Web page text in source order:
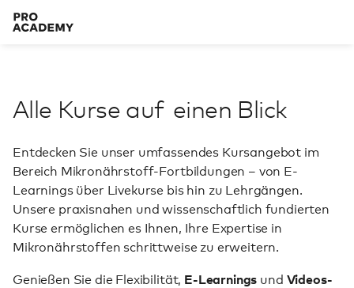
Alle Kurse auf einen Blick
Entdecken Sie unser umfassendes Kursangebot im
Bereich Mikronährstoff-Fortbildungen – von E-
Learnings über Livekurse bis hin zu Lehrgängen.
Unsere praxisnahen und wissenschaftlich fundierten
Kurse ermöglichen es Ihnen, Ihre Expertise in
Mikronährstoffen schrittweise zu erweitern.
Genießen Sie die Flexibilität, E-Learnings und Videos-